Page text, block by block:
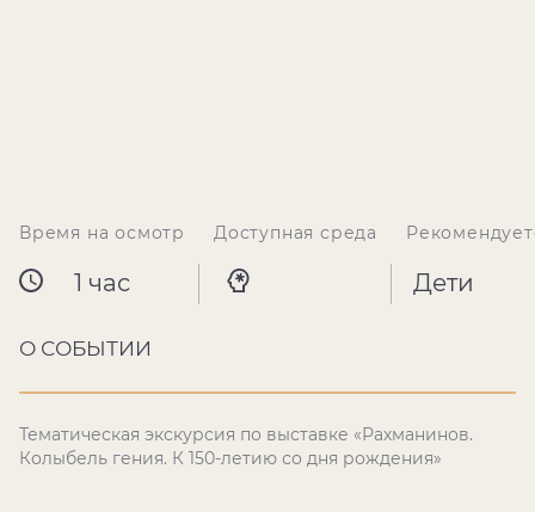
Время на осмотр
1 час
Доступная среда
Дети
О СОБЫТИИ
Тематическая экскурсия по выставке «Рахманинов.
Колыбель гения. К 150-летию со дня рождения»